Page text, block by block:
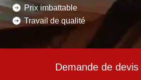
Prix imbattable
Travail de qualité
Demande de